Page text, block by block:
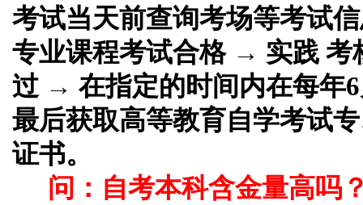
考试当天前查询考场等考试
专业课程考试合格 → 实践
过 → 在指定的时间内在每年
最后获取高等教育自学考试
证书。
问：自考本科含金量高吗